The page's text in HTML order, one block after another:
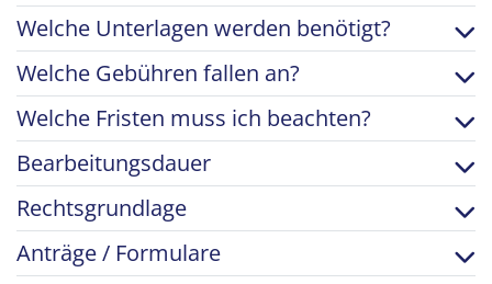
Welche Unterlagen werden benötigt?
Welche Gebühren fallen an?
Welche Fristen muss ich beachten?
Bearbeitungsdauer
Rechtsgrundlage
Anträge / Formulare